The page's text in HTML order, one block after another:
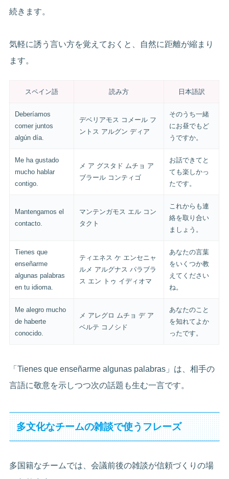
続きます。
気軽に誘う言い方を覚えておくと、自然に距離が縮まり
ます。
スペイン語 読み方 日本語訳
Deberíamos
comer juntos
algún día.
デベリアモス コメール フ
ントス アルグン ディア
そのうち一緒
にお昼でもど
うですか。
Me ha gustado
mucho hablar
contigo.
メ ア グスタド ムチョ ア
ブラール コンティゴ
お話できてと
ても楽しかっ
たです。
Mantengamos el
contacto.
マンテンガモス エル コン
タクト
これからも連
絡を取り合い
ましょう。
Tienes que
enseñarme
algunas palabras
en tu idioma.
ティエネス ケ エンセニャ
ルメ アルグナス パラブラ
ス エン トゥ イディオマ
あなたの言葉
をいくつか教
えてください
ね。
Me alegro mucho
de haberte
conocido.
メ アレグロ ムチョ デ ア
ベルテ コノシド
あなたのこと
を知れてよか
ったです。
「Tienes que enseñarme algunas palabras」は、相手の
言語に敬意を示しつつ次の話題も生む一言です。
多文化なチームの雑談で使うフレーズ
多国籍なチームでは、会議前後の雑談が信頼づくりの場